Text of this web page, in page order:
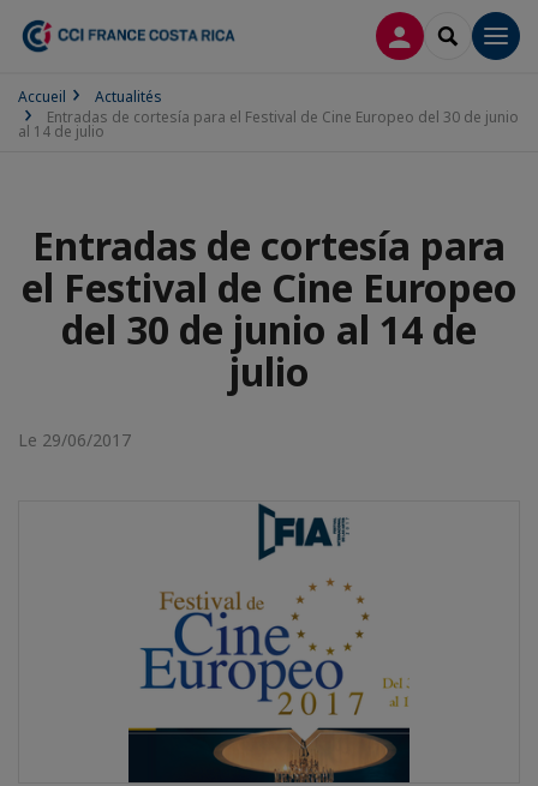
CONNEXION
Accueil
Actualités
Entradas de cortesía para el Festival de Cine Europeo del 30 de junio
al 14 de julio
Entradas de cortesía para
el Festival de Cine Europeo
del 30 de junio al 14 de
julio
Le 29/06/2017